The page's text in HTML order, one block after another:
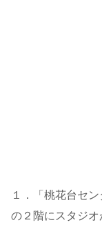
１．「桃花台セ
の２階にスタジオ